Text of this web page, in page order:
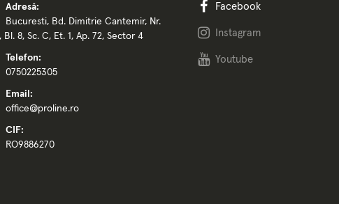
Adresă:
Bucuresti, Bd. Dimitrie Cantemir, Nr.
Bl. 8, Sc. C, Et. 1, Ap. 72, Sector 4
Telefon:
0750225305
Email:
office@proline.ro
CIF:
RO9886270
Facebook
Instagram
Youtube